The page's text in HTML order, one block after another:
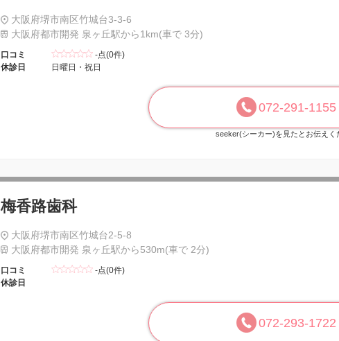
大阪府堺市南区竹城台3-3-6
大阪府都市開発 泉ヶ丘駅から1km(車で 3分)
口コミ
-点(0件)
休診日
日曜日・祝日
072-291-1155
seeker(シーカー)を見たとお伝えく
梅香路歯科
大阪府堺市南区竹城台2-5-8
大阪府都市開発 泉ヶ丘駅から530m(車で 2分)
口コミ
-点(0件)
休診日
072-293-1722